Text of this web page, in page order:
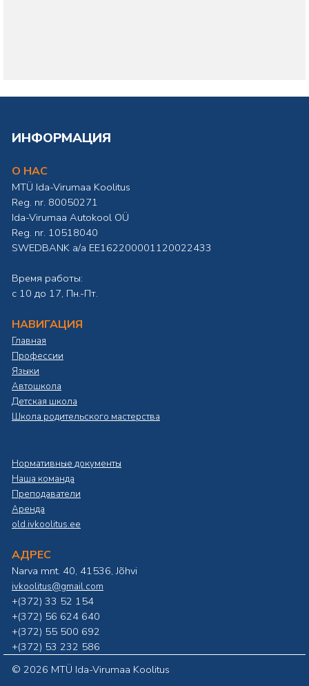
ИНФОРМАЦИЯ
О НАС
MTÜ Ida-Virumaa Koolitus
Reg. nr. 80050271
Ida-Virumaa Autokool OÜ
Reg. nr. 10518040
SWEDBANK а/а EE162200001120022433
Время работы:
с 10 до 17, Пн.-Пт.
НАВИГАЦИЯ
Главная
Профессии
Языки
Автошкола
Детская школа
Школа родительского мастерства
Нормативные документы
Наша команда
Преподаватели
Аренда
old.ivkoolitus.ee
АДРЕС
Narva mnt. 40, 41536, Jõhvi
ivkoolitus@gmail.com
+(372) 33 52 154
+(372) 56 624 640
+(372) 55 500 692
+(372) 53 232 586
© 2026 MTÜ Ida-Virumaa Koolitus